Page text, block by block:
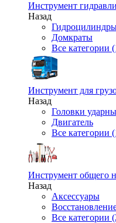
Инструмент
Назад
Домкраты
Все категории
Инструмент для
Назад
Головки
Двигатель
Все категории
Инструмент общего
Назад
Аксессуары
Все категории